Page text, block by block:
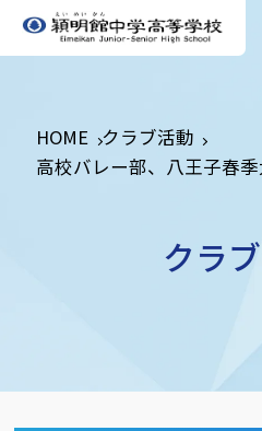
HOME クラブ活動
高校バレー部、八王子春
クラ